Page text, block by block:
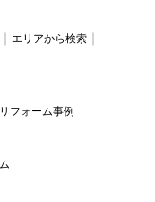
エリアから検索
フォーム事例